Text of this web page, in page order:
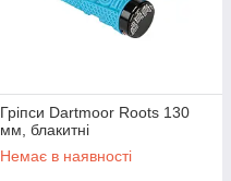
Гріпси Dartmoor Roots 130
мм, блакитні
Немає в наявності